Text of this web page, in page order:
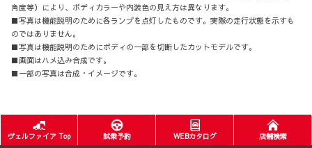
角度等）により、ボディカラーや内装色の見え方は異なります。
■写真は機能説明のために各ランプを点灯したものです。実際の走行状態を示すも
のではありません。
■写真は機能説明のためにボディの一部を切断したカットモデルです。
■画面はハメ込み合成です。
■一部の写真は合成・イメージです。
ヴェルファイア Top 試乗予約 WEBカタログ 店舗検索